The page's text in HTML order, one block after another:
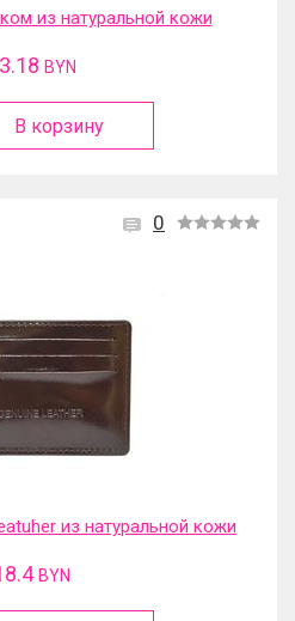
из натуральной кожи
BYN
В корзину
0
из натуральной кожи
BYN